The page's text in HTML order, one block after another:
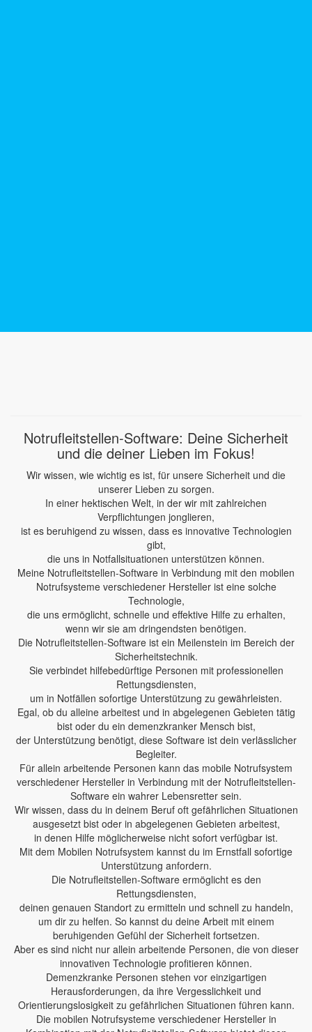
Notrufleitstellen-Software: Deine Sicherheit
und die deiner Lieben im Fokus!
Wir wissen, wie wichtig es ist, für unsere Sicherheit und die
unserer Lieben zu sorgen.
In einer hektischen Welt, in der wir mit zahlreichen
Verpflichtungen jonglieren,
ist es beruhigend zu wissen, dass es innovative Technologien
gibt,
die uns in Notfallsituationen unterstützen können.
Meine Notrufleitstellen-Software in Verbindung mit den mobilen
Notrufsysteme verschiedener Hersteller ist eine solche
Technologie,
die uns ermöglicht, schnelle und effektive Hilfe zu erhalten,
wenn wir sie am dringendsten benötigen.
Die Notrufleitstellen-Software ist ein Meilenstein im Bereich der
Sicherheitstechnik.
Sie verbindet hilfebedürftige Personen mit professionellen
Rettungsdiensten,
um in Notfällen sofortige Unterstützung zu gewährleisten.
Egal, ob du alleine arbeitest und in abgelegenen Gebieten tätig
bist oder du ein demenzkranker Mensch bist,
der Unterstützung benötigt, diese Software ist dein verlässlicher
Begleiter.
Für allein arbeitende Personen kann das mobile Notrufsystem
verschiedener Hersteller in Verbindung mit der Notrufleitstellen-
Software ein wahrer Lebensretter sein.
Wir wissen, dass du in deinem Beruf oft gefährlichen Situationen
ausgesetzt bist oder in abgelegenen Gebieten arbeitest,
in denen Hilfe möglicherweise nicht sofort verfügbar ist.
Mit dem Mobilen Notrufsystem kannst du im Ernstfall sofortige
Unterstützung anfordern.
Die Notrufleitstellen-Software ermöglicht es den
Rettungsdiensten,
deinen genauen Standort zu ermitteln und schnell zu handeln,
um dir zu helfen. So kannst du deine Arbeit mit einem
beruhigenden Gefühl der Sicherheit fortsetzen.
Aber es sind nicht nur allein arbeitende Personen, die von dieser
innovativen Technologie profitieren können.
Demenzkranke Personen stehen vor einzigartigen
Herausforderungen, da ihre Vergesslichkeit und
Orientierungslosigkeit zu gefährlichen Situationen führen kann.
Die mobilen Notrufsysteme verschiedener Hersteller in